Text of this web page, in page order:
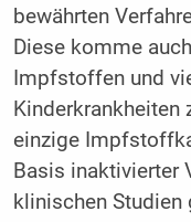
bewährten
Diese komme
Impfstoffen und
Kinderkrankheiten
einzige
Basis inaktivierter
klinischen Studien